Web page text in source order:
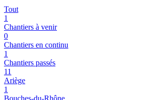
Tout
1
Chantiers à venir
0
Chantiers en continu
1
Chantiers passés
11
Ariège
1
Bouches-du-Rhône